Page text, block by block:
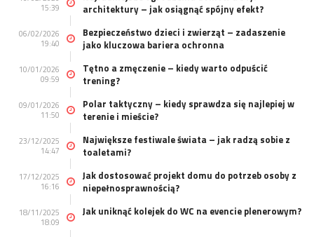
15:39
architektury – jak osiągnąć spójny efekt?
06/02/2026
19:40
Bezpieczeństwo dzieci i zwierząt – zadaszenie
jako kluczowa bariera ochronna
10/01/2026
09:59
Tętno a zmęczenie – kiedy warto odpuścić
trening?
09/01/2026
11:50
Polar taktyczny – kiedy sprawdza się najlepiej w
terenie i mieście?
23/12/2025
14:47
Największe festiwale świata – jak radzą sobie z
toaletami?
17/12/2025
16:16
Jak dostosować projekt domu do potrzeb osoby z
niepełnosprawnością?
18/11/2025
18:09
Jak uniknąć kolejek do WC na evencie plenerowym?